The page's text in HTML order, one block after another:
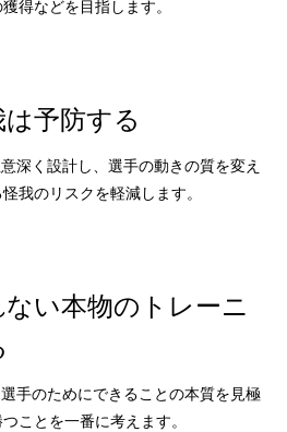
得などを目指します。
予防する
深く設計し、選手の動きの質を変え
我のリスクを軽減します。
い本物のトレーニ
手のためにできることの本質を見極
ことを一番に考えます。